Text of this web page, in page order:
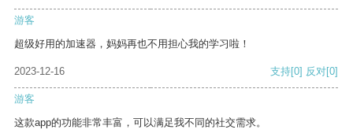
游客
超级好用的加速器，妈妈再也不用担心我的学习啦！
2023-12-16 支持[0] 反对[0]
游客
这款app的功能非常丰富，可以满足我不同的社交需求。